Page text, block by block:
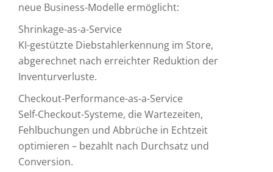
neue Business-Modelle ermöglicht:
Shrinkage-as-a-Service
KI-gestützte Diebstahlerkennung im Store,
abgerechnet nach erreichter Reduktion der
Inventurverluste.
Checkout-Performance-as-a-Service
Self-Checkout-Systeme, die Wartezeiten,
Fehlbuchungen und Abbrüche in Echtzeit
optimieren – bezahlt nach Durchsatz und
Conversion.